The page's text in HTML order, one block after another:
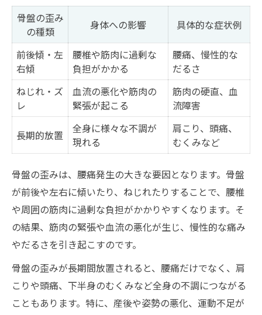
骨盤の歪み
の種類
身体への影響 具体的な症状例
前後傾・左
右傾
腰椎や筋肉に過剰な
負担がかかる
腰痛、慢性的な
だるさ
ねじれ・ズ
レ
血流の悪化や筋肉の
緊張が起こる
筋肉の硬直、血
流障害
長期的放置
全身に様々な不調が
現れる
肩こり、頭痛、
むくみなど
骨盤の歪みは、腰痛発生の大きな要因となります。骨盤
が前後や左右に傾いたり、ねじれたりすることで、腰椎
や周囲の筋肉に過剰な負担がかかりやすくなります。そ
の結果、筋肉の緊張や血流の悪化が生じ、慢性的な痛み
やだるさを引き起こすのです。
骨盤の歪みが長期間放置されると、腰痛だけでなく、肩
こりや頭痛、下半身のむくみなど全身の不調につながる
こともあります。特に、産後や姿勢の悪化、運動不足が